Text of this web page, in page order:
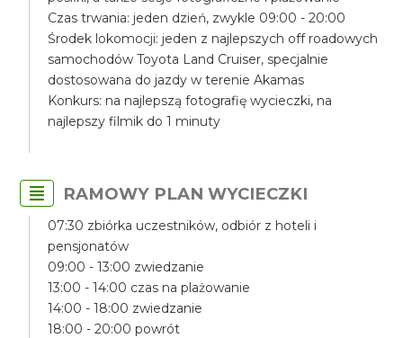
Czas trwania: jeden dzień, zwykle 09:00 - 20:00
Środek lokomocji: jeden z najlepszych off roadowych
samochodów Toyota Land Cruiser, specjalnie
dostosowana do jazdy w terenie Akamas
Konkurs: na najlepszą fotografię wycieczki, na
najlepszy filmik do 1 minuty
RAMOWY PLAN WYCIECZKI
07:30 zbiórka uczestników, odbiór z hoteli i
pensjonatów
09:00 - 13:00 zwiedzanie
13:00 - 14:00 czas na plażowanie
14:00 - 18:00 zwiedzanie
18:00 - 20:00 powrót